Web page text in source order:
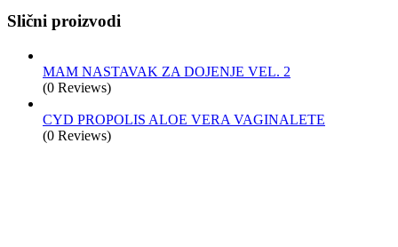
Slični proizvodi
MAM NASTAVAK ZA DOJENJE VEL. 2
(0 Reviews)
CYD PROPOLIS ALOE VERA VAGINALETE
(0 Reviews)